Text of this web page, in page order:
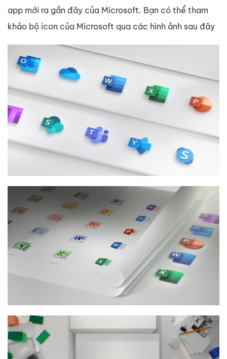
app mới ra gần đây của Microsoft. Bạn có thể tham
khảo bộ icon của Microsoft qua các hình ảnh sau đây